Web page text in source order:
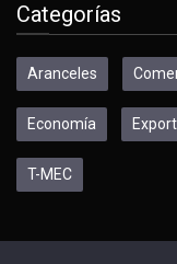
Categorías
Aranceles
Economía
T-MEC